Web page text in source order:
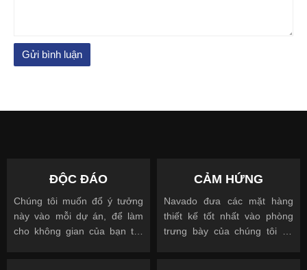
ĐỘC ĐÁO
Chúng tôi muốn đổ ý tưởng
này vào mỗi dự án, để làm
cho không gian của bạn trở
CẢM HỨNG
Navado đưa các mặt hàng
thiết kế tốt nhất vào phòng
trưng bày của chúng tôi để